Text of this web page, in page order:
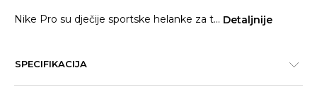
Nike Pro su dječije sportske helanke za t... Detaljnije
SPECIFIKACIJA